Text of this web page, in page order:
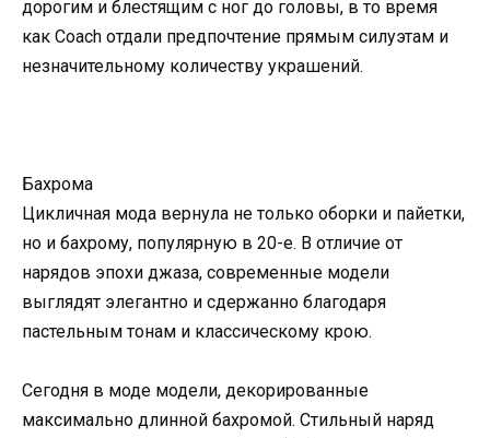
дорогим и блестящим с ног до головы, в то время
как Coach отдали предпочтение прямым силуэтам и
незначительному количеству украшений.
Бахрома
Цикличная мода вернула не только оборки и пайетки,
но и бахрому, популярную в 20-е. В отличие от
нарядов эпохи джаза, современные модели
выглядят элегантно и сдержанно благодаря
пастельным тонам и классическому крою.
Сегодня в моде модели, декорированные
максимально длинной бахромой. Стильный наряд